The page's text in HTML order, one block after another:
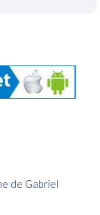
de Gabriel